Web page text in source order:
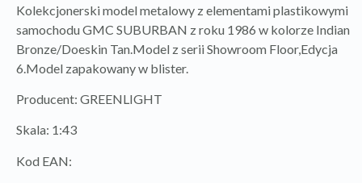
Kolekcjonerski model metalowy z elementami plastikowymi
samochodu GMC SUBURBAN z roku 1986 w kolorze Indian
Bronze/Doeskin Tan.Model z serii Showroom Floor,Edycja
6.Model zapakowany w blister.
Producent: GREENLIGHT
Skala: 1:43
Kod EAN: